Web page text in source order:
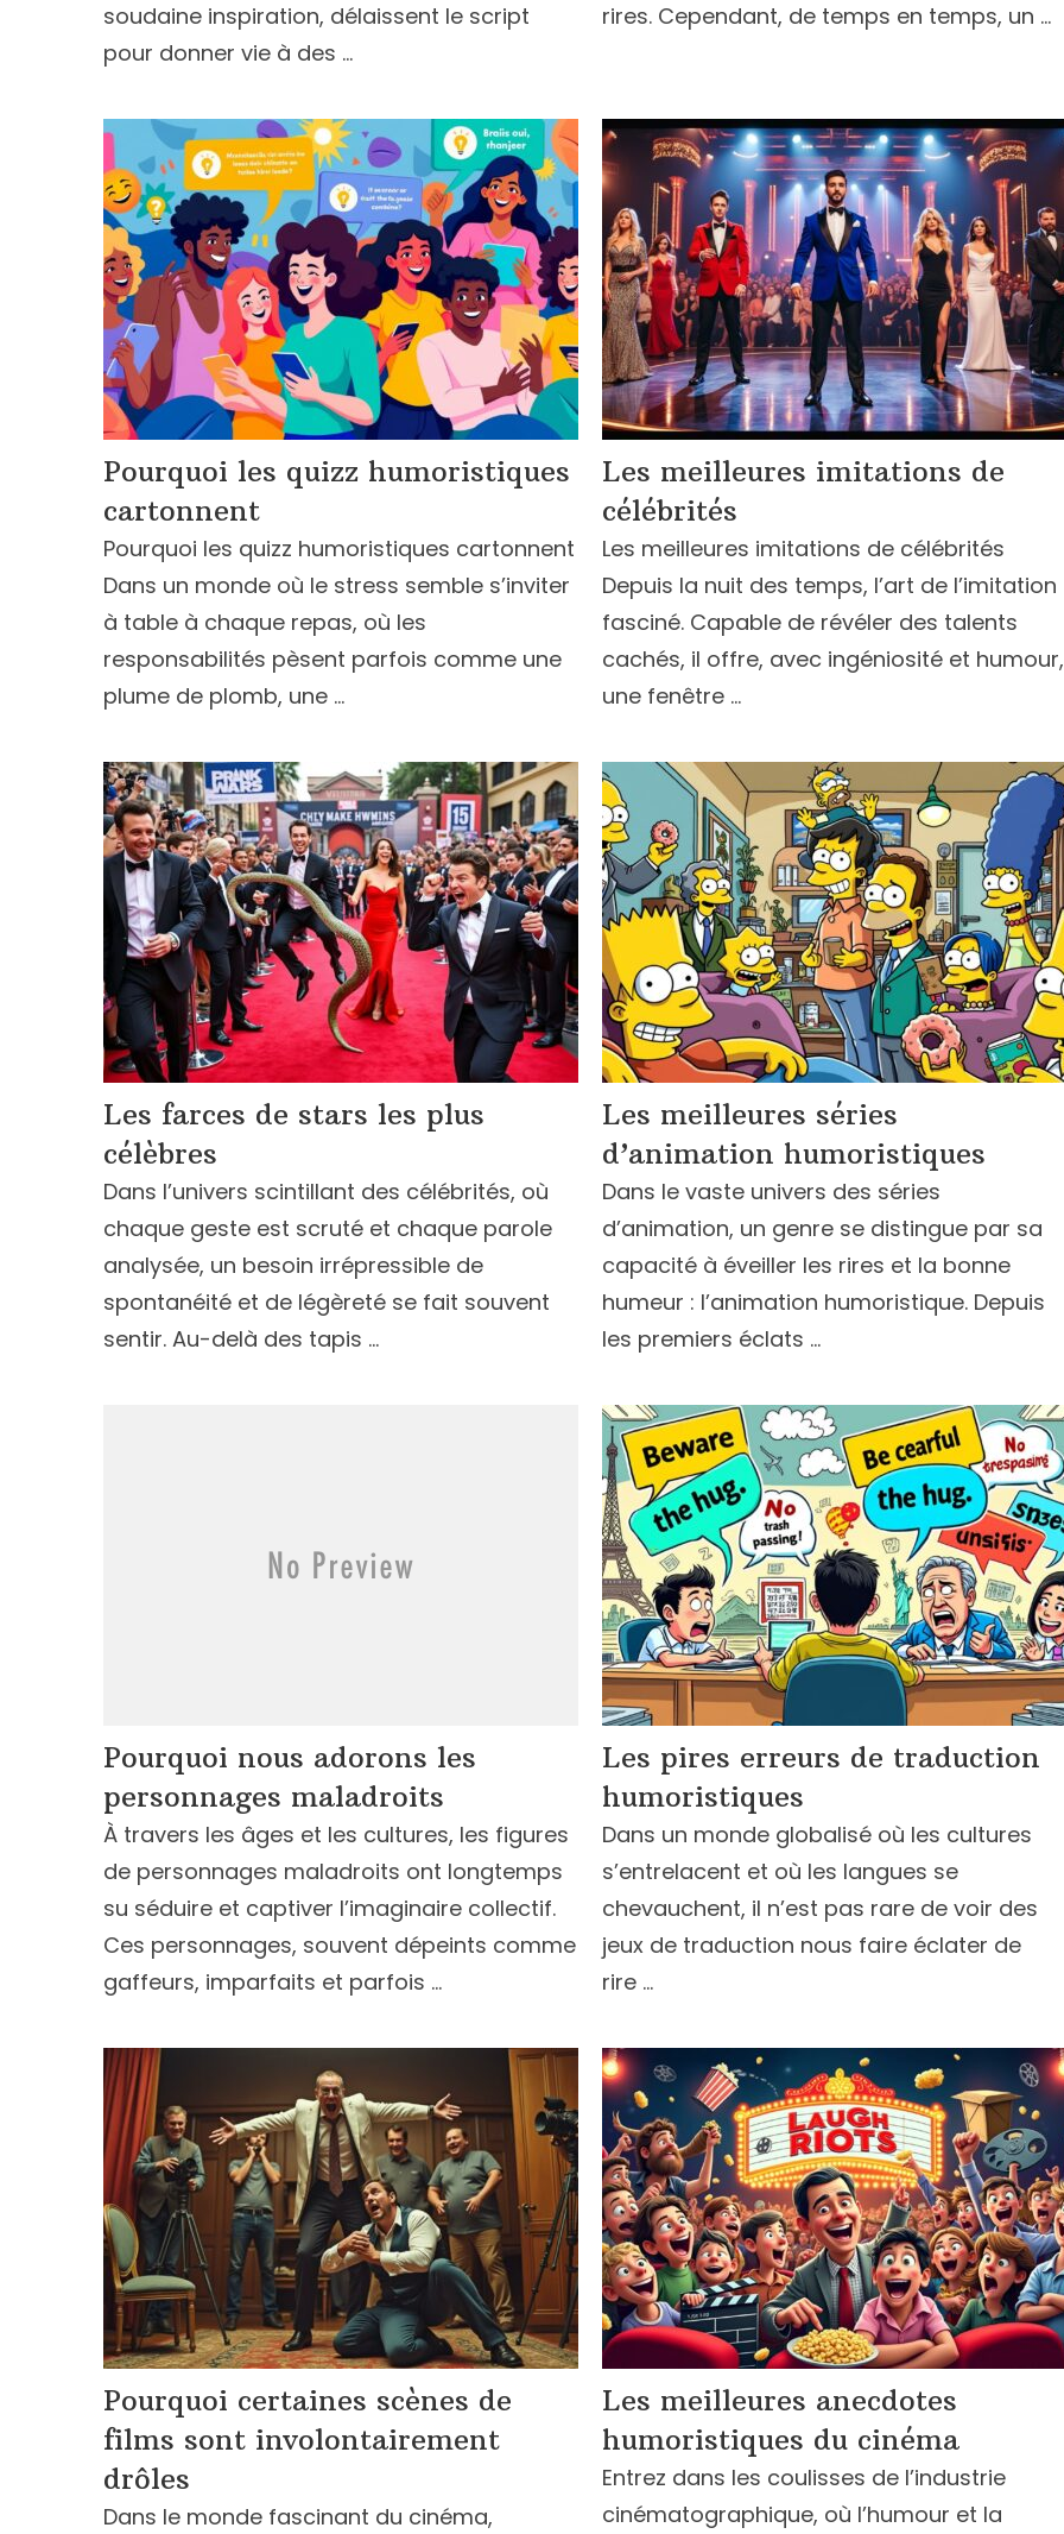
soudaine inspiration, délaissent le script
pour donner vie à des …
rires. Cependant, de temps en temps, un …
Pourquoi les quizz humoristiques
cartonnent
Pourquoi les quizz humoristiques cartonnent
Dans un monde où le stress semble s’inviter
à table à chaque repas, où les
responsabilités pèsent parfois comme une
plume de plomb, une …
Les meilleures imitations de
célébrités
Les meilleures imitations de célébrités
Depuis la nuit des temps, l’art de l’imitation
fasciné. Capable de révéler des talents
cachés, il offre, avec ingéniosité et humour,
une fenêtre …
Les farces de stars les plus
célèbres
Dans l’univers scintillant des célébrités, où
chaque geste est scruté et chaque parole
analysée, un besoin irrépressible de
spontanéité et de légèreté se fait souvent
sentir. Au-delà des tapis …
Les meilleures séries
d’animation humoristiques
Dans le vaste univers des séries
d’animation, un genre se distingue par sa
capacité à éveiller les rires et la bonne
humeur : l’animation humoristique. Depuis
les premiers éclats …
Pourquoi nous adorons les
personnages maladroits
À travers les âges et les cultures, les figures
de personnages maladroits ont longtemps
su séduire et captiver l’imaginaire collectif.
Ces personnages, souvent dépeints comme
gaffeurs, imparfaits et parfois …
Les pires erreurs de traduction
humoristiques
Dans un monde globalisé où les cultures
s’entrelacent et où les langues se
chevauchent, il n’est pas rare de voir des
jeux de traduction nous faire éclater de
rire …
Pourquoi certaines scènes de
films sont involontairement
drôles
Dans le monde fascinant du cinéma,
Les meilleures anecdotes
humoristiques du cinéma
Entrez dans les coulisses de l’industrie
cinématographique, où l’humour et la